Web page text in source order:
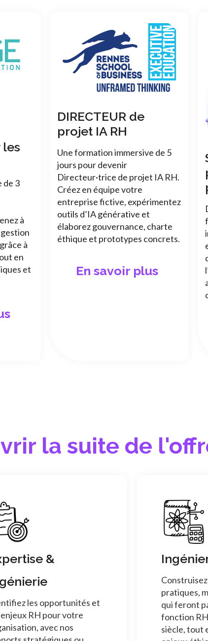
les
de 3
à
à
en
et
DIRECTEUR de
projet IA RH
Une formation immersive de 5
jours pour devenir
Directeur·trice de projet IA RH.
Créez en équipe votre
entreprise fictive, expérimentez
outils d’IA générative et
élaborez gouvernance, charte
éthique et prototypes concrets.
En savoir plus
la suite de
&
les opportunités et
RH pour votre
avec nos
pratiques,
qui feront
fonction
siècle, tout